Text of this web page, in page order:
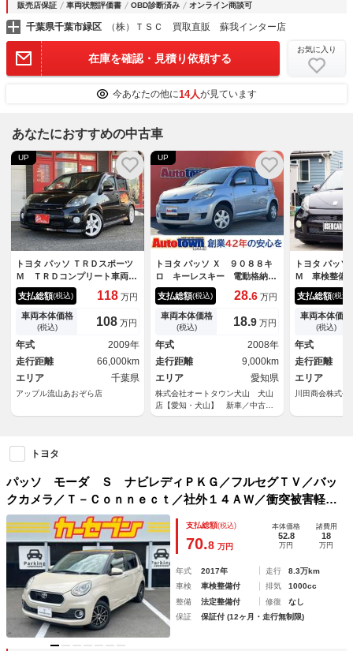
販売店保証 車両状態評価書 OBD診断済み オンライン商談可
千葉県千葉市緑区 （株）ＴＳＣ 買取直販 蘇我インター店
在庫を確認・見積り依頼する
お気に入り
今あなたの他に14人が見ています
あなたにおすすめの中古車
UP
トヨタ パッソ ＴＲＤスポーツ
Ｍ ＴＲＤコンプリート車両
５速ＭＴ 直４ １３００ｃ
ｃ ＴＲＤ製サスペンション
ＴＲＤ製マフラー ＭＯＭＯ製
ステアリング ＴＲＤシフトノ
ブ テクノキャスト１６インチ
ＡＷ アドバンネオバ フォグ
ランプ
支払総額(税込) 118 万円
車両本体価格
(税込) 108 万円
年式
2009年
走行距離
66,000km
エリア
千葉県
アップル流山あおぞら店
UP
トヨタ パッソ Ｘ ９０８８キ
ロ キーレスキー 電動格納ド
アミラー ＣＤデッキ タイヤ
溝 ８分目
支払総額(税込) 28.6 万円
車両本体価格
(税込) 18.9 万円
年式
2008年
走行距離
9,000km
エリア
愛知県
株式会社オートタウン犬山 犬山
店【愛知・犬山】 新車／中古車
販売 スズキ・ダイハツ 認証指
トヨタ パッ
Ｍ 車検整
記録簿 ５Ｍ
アリング Ｅ
支払総額(税込)
車両本体価格
(税込)
年式
走行距離
エリア
川田商会株式会
トヨタ
パッソ モーダ Ｓ ナビレディＰＫＧ／フルセグＴＶ／バッ
クカメラ／Ｔ－Ｃｏｎｎｅｃｔ／社外１４ＡＷ／衝突被害軽減
／横滑防止／レーンキープ／ｉストップ／ＥＴＣ／Ｂｌｕｅｔ
ｏｏｔｈ／ＵＳＢ／フロントフォグ
支払総額(税込)
70.8 万円
本体価格
52.8
万円
諸費用
18
万円
年式 2017年 走行
8.3万km
車検
車検整備付 排気
1000cc
整備
法定整備付 修復
なし
保証
保証付 (12ヶ月・走行無制限)